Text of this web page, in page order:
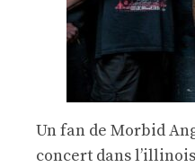
Un fan de Morbid
concert dans l’illinois